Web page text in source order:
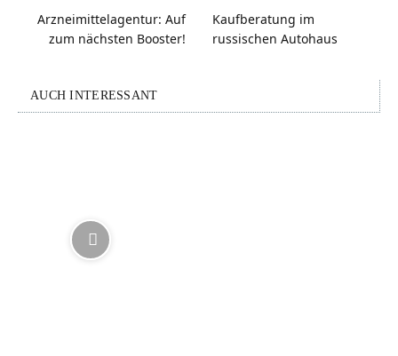
Arzneimittelagentur: Auf
zum nächsten Booster!
Kaufberatung im
russischen Autohaus
AUCH INTERESSANT